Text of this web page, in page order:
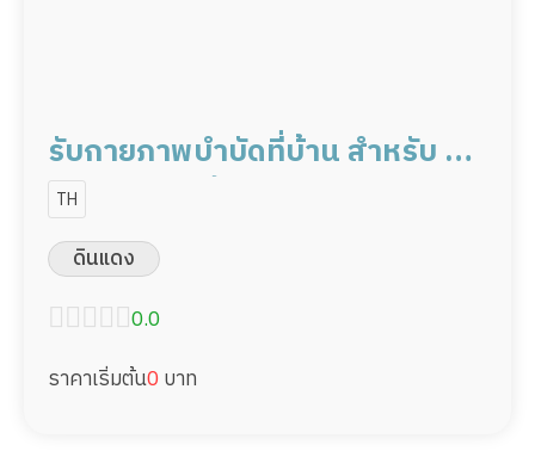
รับกายภาพบำบัดที่บ้าน สำหรับ ผู้ที่
ต้องการการฟื้นฟูต่อเนื่องจากโรง
พยาบาล
TH
ดินแดง
0.0
ราคาเริ่มต้น0 บาท